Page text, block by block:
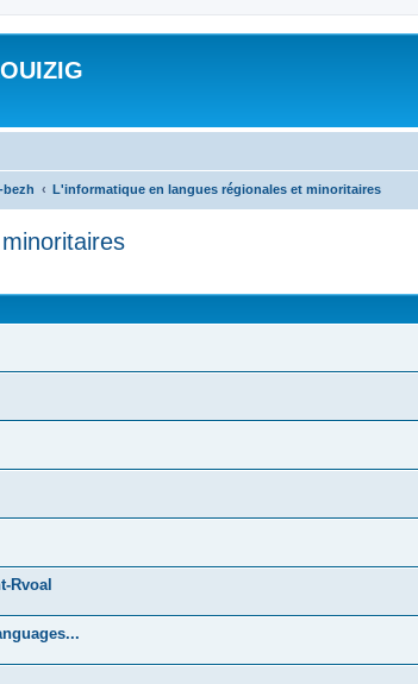
bezh L'informatique en langues régionales et minoritaires
Rvoal